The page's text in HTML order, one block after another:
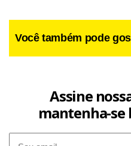
Você também pode
Assine
mantenha-